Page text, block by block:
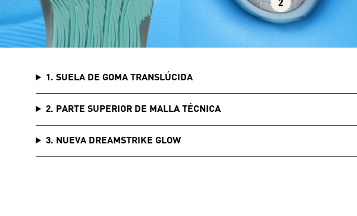
1. SUELA DE GOMA TRANSLÚCIDA
2. PARTE SUPERIOR DE MALLA TÉCNICA
3. NUEVA DREAMSTRIKE GLOW